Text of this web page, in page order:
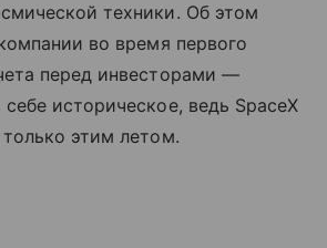
техники. Об этом
во время первого
перед инвесторами —
историческое, ведь SpaceX
этим летом.